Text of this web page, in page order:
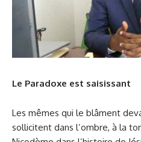
Le Paradoxe est saisissant
Les mêmes qui le blâment
sollicitent dans l’ombre, à la